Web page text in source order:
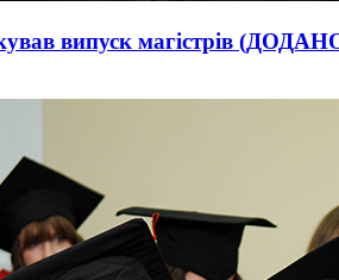
випуск магістрів